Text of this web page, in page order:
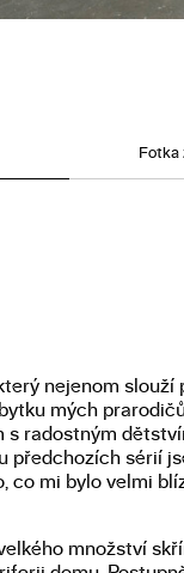
Fotka
nejenom slouží
mých
radostným
předchozích sérií
co mi bylo velmi
množství